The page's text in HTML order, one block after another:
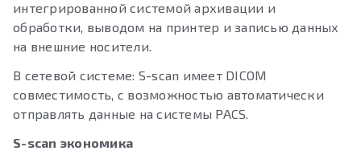
интегрированной системой архивации и
обработки, выводом на принтер и записью данных
на внешние носители.
В сетевой системе: S-scan имеет DICOM
совместимость, с возможностью автоматически
отправлять данные на системы PACS.
S-scan экономика